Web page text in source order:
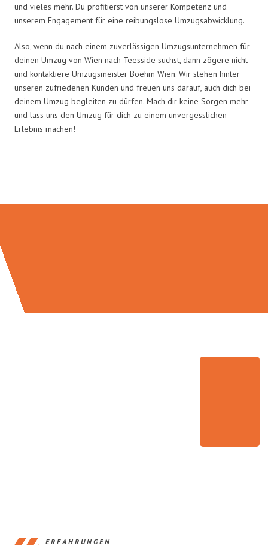
und vieles mehr. Du profitierst von unserer Kompetenz und
unserem Engagement für eine reibungslose Umzugsabwicklung.
Also, wenn du nach einem zuverlässigen Umzugsunternehmen für
deinen Umzug von Wien nach Teesside suchst, dann zögere nicht
und kontaktiere Umzugsmeister Boehm Wien. Wir stehen hinter
unseren zufriedenen Kunden und freuen uns darauf, auch dich bei
deinem Umzug begleiten zu dürfen. Mach dir keine Sorgen mehr
und lass uns den Umzug für dich zu einem unvergesslichen
Erlebnis machen!
ERFAHRUNGEN